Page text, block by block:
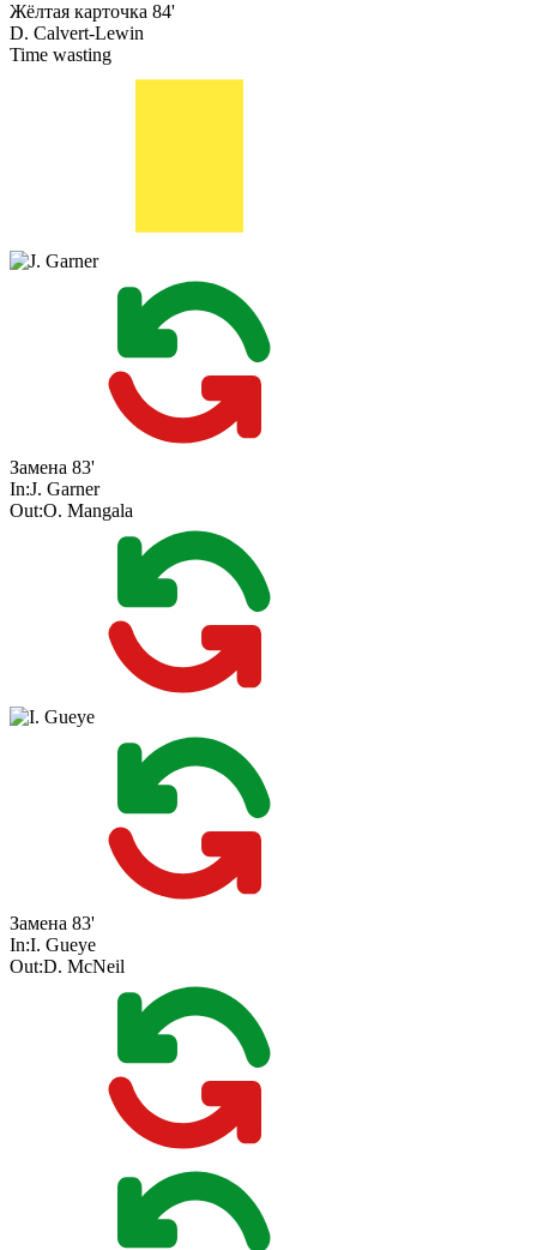
Жёлтая карточка 84'
D. Calvert-Lewin
Time wasting
Замена 83'
In:J. Garner
Out:O. Mangala
Замена 83'
In:I. Gueye
Out:D. McNeil